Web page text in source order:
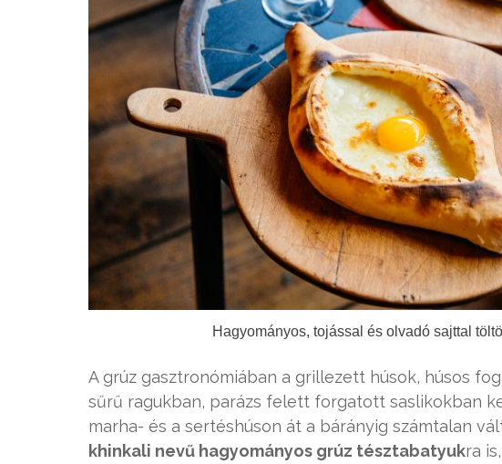
Hagyományos, tojással és olvadó sajttal
A grúz gasztronómiában a grillezett húsok, húsos
sűrű ragukban, parázs felett forgatott saslikokban
marha- és a sertéshúson át a bárányig számtalan
khinkali nevű hagyományos grúz tésztabatyukra